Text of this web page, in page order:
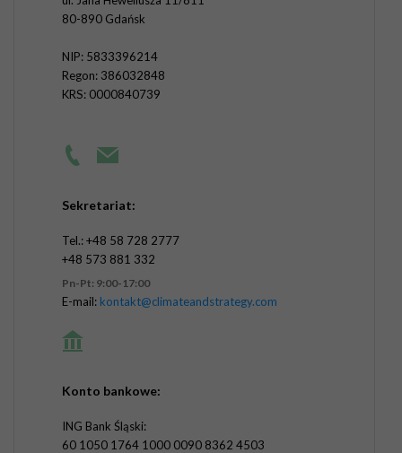
80-890 Gdańsk
NIP: 5833396214
Regon: 386032848
KRS: 0000840739
Sekretariat:
Tel.: +48 58 728 2777
+48 573 881 332
Pn-Pt: 9:00-17:00
E-mail: kontakt@climateandstrategy.com
Konto bankowe:
ING Bank Śląski:
60 1050 1764 1000 0090 8362 4503